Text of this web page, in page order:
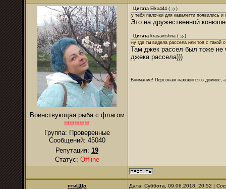
Воинствующая рыба с флагом
Группа: Проверенные
Сообщений: 45040
Репутация: 19
Статус: Offline
Цитата Elka444 (
)
у тебя палочки для кавалетти появились и
Это на дружественной
Цитата krasavishna (
)
ну где ты видела рассела или тоя с такой
Там джек рассел был тоже не
джека рассела)))
Внимание! Персонаж находится в домике,
птиЦЦо Дата: Суббота, 09.06.2018, 20:52 |